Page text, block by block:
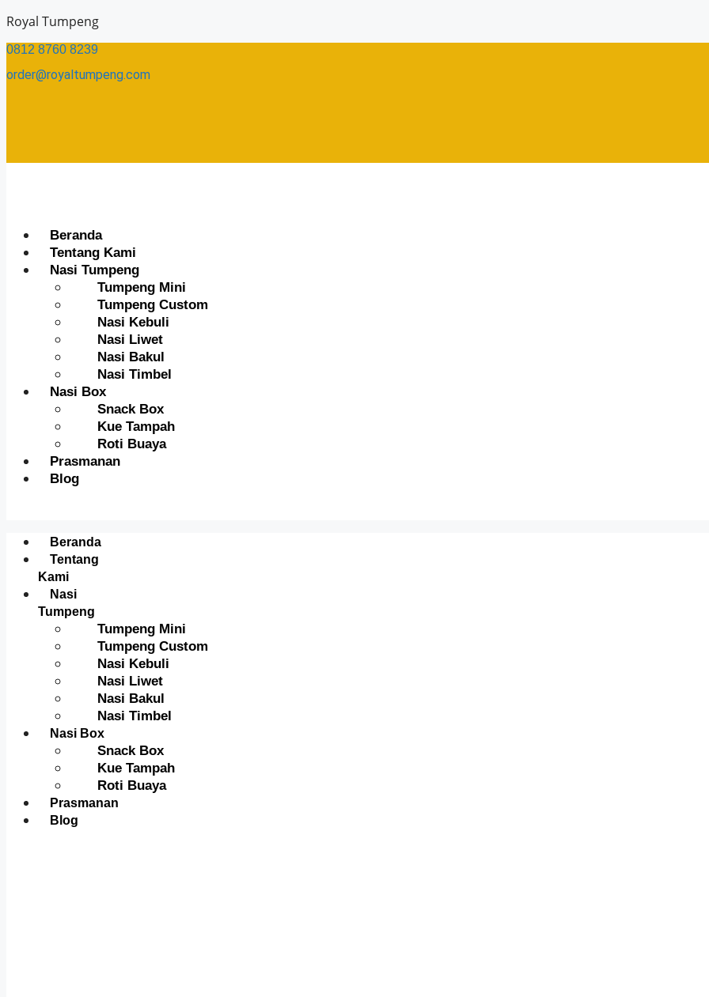
Skip
content
Royal Tumpeng
0812 8760 8239​
order@royaltumpeng.com​
Menu
Beranda
Tentang Kami
Nasi Tumpeng
Tumpeng Mini
Tumpeng Custom
Nasi Kebuli
Nasi Liwet
Nasi Bakul
Nasi Timbel
Nasi Box
Snack Box
Kue Tampah
Roti Buaya
Prasmanan
Blog
Menu
Beranda
Tentang
Kami
Nasi
Tumpeng
Tumpeng Mini
Tumpeng Custom
Nasi Kebuli
Nasi Liwet
Nasi Bakul
Nasi Timbel
Nasi Box
Snack Box
Kue Tampah
Roti Buaya
Prasmanan
Blog